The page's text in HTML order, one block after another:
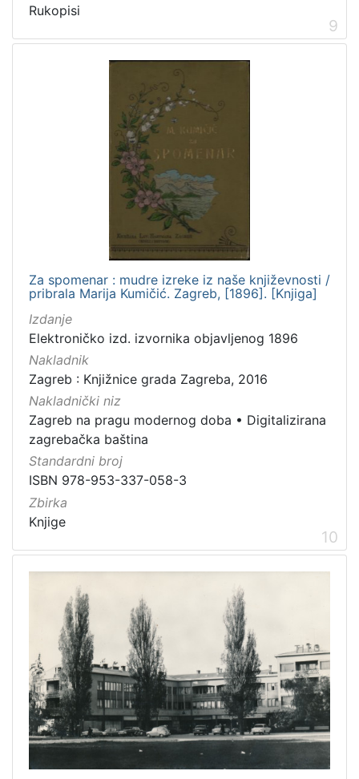
Rukopisi
9
Za spomenar : mudre izreke iz naše književnosti /
pribrala Marija Kumičić. Zagreb, [1896]. [Knjiga]
Izdanje
Elektroničko izd. izvornika objavljenog 1896
Nakladnik
Zagreb : Knjižnice grada Zagreba, 2016
Nakladnički niz
Zagreb na pragu modernog doba • Digitalizirana
zagrebačka baština
Standardni broj
ISBN 978-953-337-058-3
Zbirka
Knjige
10